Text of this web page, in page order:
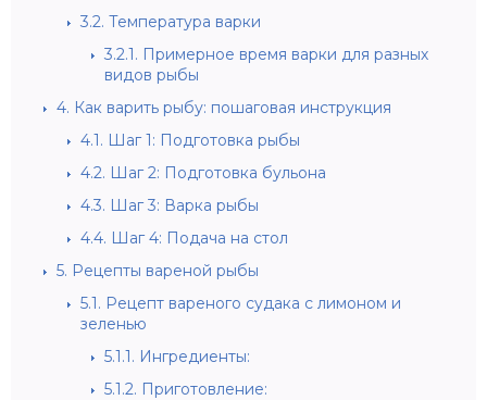
3.2. Температура варки
3.2.1. Примерное время варки для разных
видов рыбы
4. Как варить рыбу: пошаговая инструкция
4.1. Шаг 1: Подготовка рыбы
4.2. Шаг 2: Подготовка бульона
4.3. Шаг 3: Варка рыбы
4.4. Шаг 4: Подача на стол
5. Рецепты вареной рыбы
5.1. Рецепт вареного судака с лимоном и
зеленью
5.1.1. Ингредиенты:
5.1.2. Приготовление: